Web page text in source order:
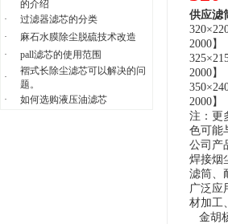
的介绍
·
过滤器滤芯的分类
·
麻石水膜除尘脱硫技术改造
·
pall滤芯的使用范围
·
褶式长除尘滤芯可以解决的问
题。
·
如何选购液压油滤芯
供应滤
320×
2000】
325×
2000】
350×2
2000】
注： 更
色可能
公司产
焊接烟
滤筒、
广泛应
材加工
金胡